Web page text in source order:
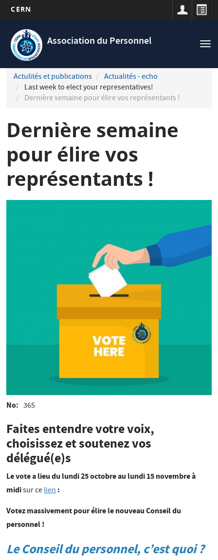
contenu
principal
CERN
Association du Personnel
Navigation
principale
Actulités et publications
Actualités - echo
Last week to elect your representatives!
Dernière semaine pour élire vos représentants !
Dernière semaine
pour élire vos
représentants !
No 365
Faites entendre votre voix,
choisissez et soutenez vos
délégué(e)s
Le vote a lieu du lundi 25 octobre au lundi 15 novembre à
midisur celien:
Votez massivement pour élire le nouveau Conseil du
personnel !
Le Conseil du personnel, c’est quoi ?